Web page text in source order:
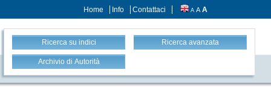
Home Info Contattaci A A A
Ricerca su indici Ricerca avanzata
Archivio di Autorità